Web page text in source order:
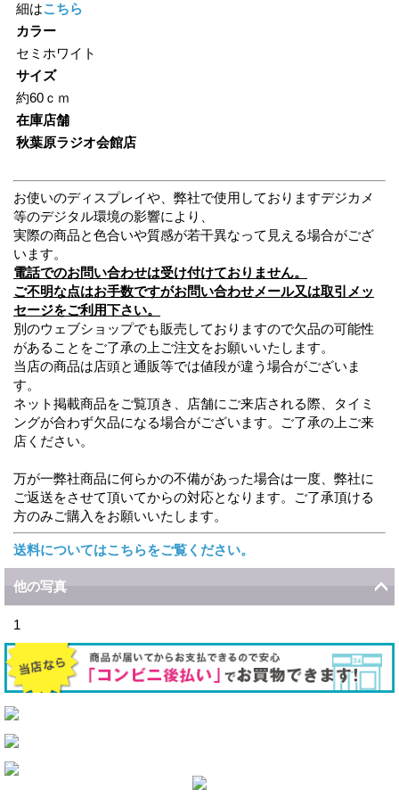
細はこちら
カラー
セミホワイト
サイズ
約60ｃｍ
在庫店舗
秋葉原ラジオ会館店
お使いのディスプレイや、弊社で使用しておりますデジカメ
等のデジタル環境の影響により、
実際の商品と色合いや質感が若干異なって見える場合がござ
います。
電話でのお問い合わせは受け付けておりません。
ご不明な点はお手数ですがお問い合わせメール又は取引メッ
セージをご利用下さい。
別のウェブショップでも販売しておりますので欠品の可能性
があることをご了承の上ご注文をお願いいたします。
当店の商品は店頭と通販等では値段が違う場合がございま
す。
ネット掲載商品をご覧頂き、店舗にご来店される際、タイミ
ングが合わず欠品になる場合がございます。ご了承の上ご来
店ください。
万が一弊社商品に何らかの不備があった場合は一度、弊社に
ご返送をさせて頂いてからの対応となります。ご了承頂ける
方のみご購入をお願いいたします。
送料についてはこちらをご覧ください。
他の写真
1